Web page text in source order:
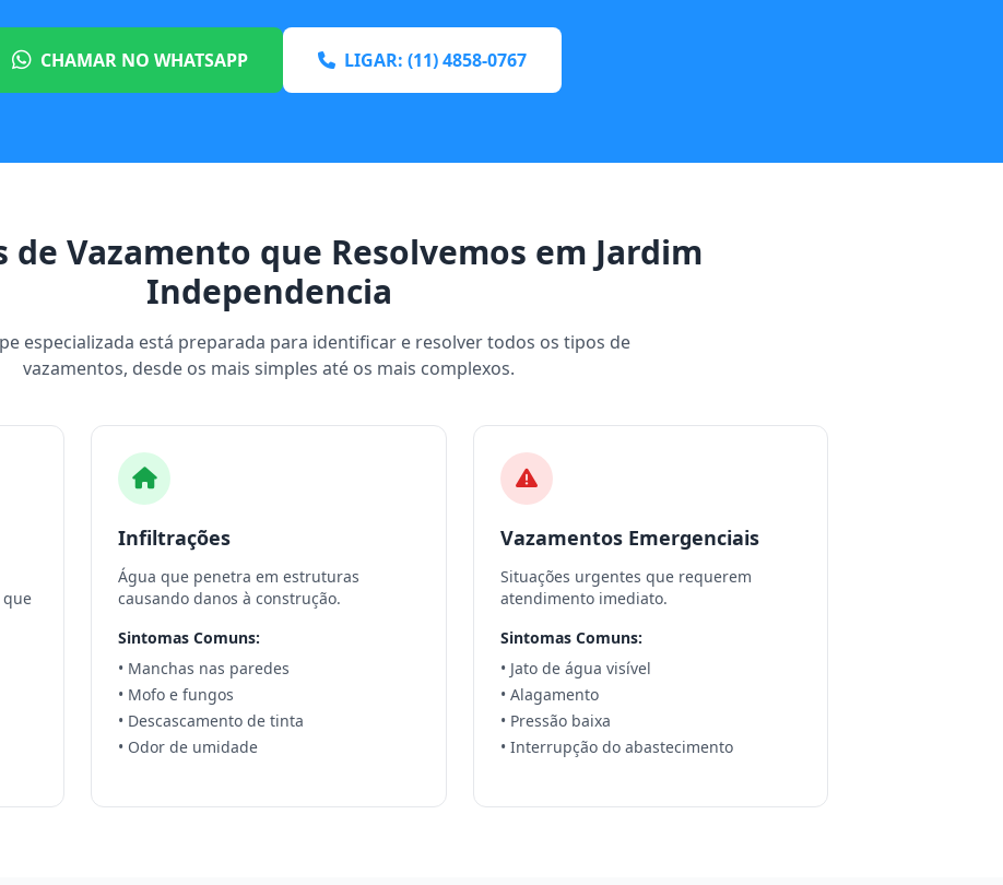
CHAMAR NO WHATSAPP LIGAR: (11) 4858-0767
de Vazamento que Resolvemos em Jardim
Independencia
especializada está preparada para identificar e resolver todos os tipos de
vazamentos, desde os mais simples até os mais complexos.
Infiltrações
Água que penetra em estruturas
causando danos à construção.
Sintomas Comuns:
• Manchas nas paredes
• Mofo e fungos
• Descascamento de tinta
• Odor de umidade
Vazamentos Emergenciais
Situações urgentes que requerem
atendimento imediato.
Sintomas Comuns:
• Jato de água visível
• Alagamento
• Pressão baixa
• Interrupção do abastecimento